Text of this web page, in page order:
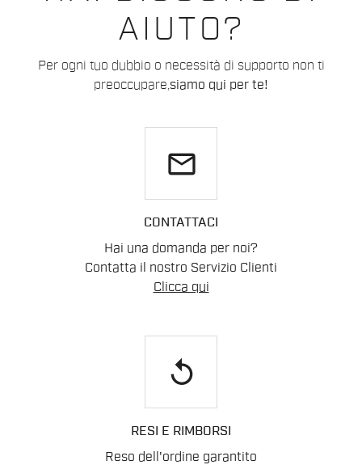
AIUTO?
Per ogni tuo dubbio o necessità di supporto non ti
preoccupare,siamo qui per te!
email
CONTATTACI
Hai una domanda per noi?
Contatta il nostro Servizio Clienti
Clicca qui
replay
RESI E RIMBORSI
Reso dell'ordine garantito